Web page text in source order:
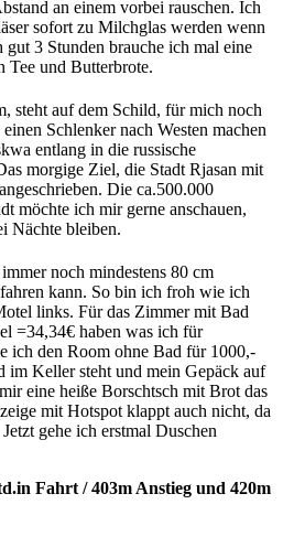
an einem vorbei rauschen. Ich
sofort zu Milchglas werden wenn
3 Stunden brauche ich mal eine
Tee und Butterbrote.
steht auf dem Schild, für mich noch
Schlenker nach Westen machen
entlang in die russische
morgige Ziel, die Stadt Rjasan mit
Die ca.500.000
möchte ich mir gerne anschauen,
Nächte bleiben.
noch mindestens 80 cm
kann. So bin ich froh wie ich
links. Für das Zimmer mit Bad
=34,34€ haben was ich für
ich den Room ohne Bad für 1000,-
im Keller steht und mein Gepäck auf
eine heiße Borschtsch mit Brot das
mit Hotspot klappt auch nicht, da
gehe ich erstmal Duschen
Fahrt / 403m Anstieg und 420m